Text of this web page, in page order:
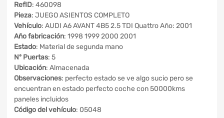
RefID: 460098
Pieza: JUEGO ASIENTOS COMPLETO
Vehículo: AUDI A6 AVANT 4B5 2.5 TDI Quattro Año: 2001
Año fabricación: 1998 1999 2000 2001
Estado: Material de segunda mano
Nº Puertas: 5
Ubicación: Almacenada
Observaciones: perfecto estado se ve algo sucio pero se
encuentran en estado perfecto coche con 50000kms
paneles incluidos
Código del vehículo: 05048